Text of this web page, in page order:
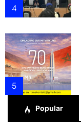
4
5
Popular